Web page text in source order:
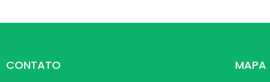
CONTATO MAPA